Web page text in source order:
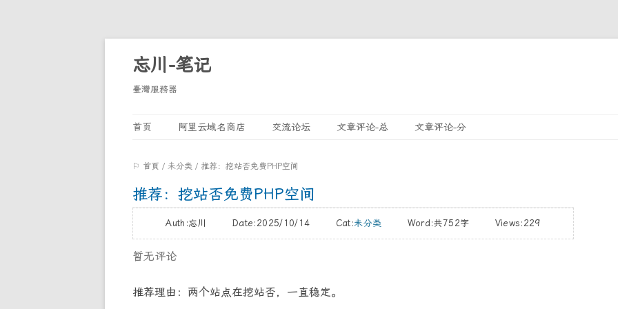
忘川-笔记
臺灣服務器
跳
首页 阿里云域名商店 交流论坛 文章评论-总 文章评论-分
⚐ 首頁 / 未分类 / 推荐：挖站否免费PHP空间
推荐：挖站否免费PHP空间
Auth:忘川 Date:2025/10/14 Cat:未分类 Word:共752字 Views:229
暂无评论
推荐理由：两个站点在挖站否，一直稳定。